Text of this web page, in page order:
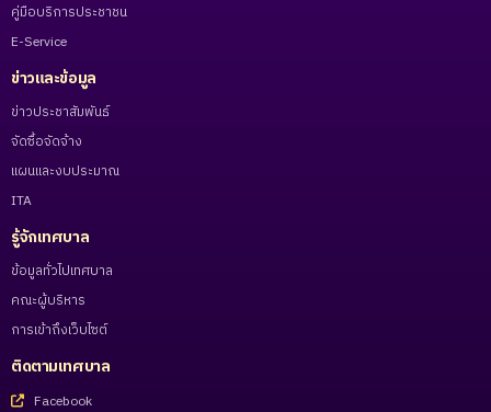
คู่มือบริการประชาชน
E-Service
ข่าวและข้อมูล
ข่าวประชาสัมพันธ์
จัดซื้อจัดจ้าง
แผนและงบประมาณ
ITA
รู้จักเทศบาล
ข้อมูลทั่วไปเทศบาล
คณะผู้บริหาร
การเข้าถึงเว็บไซต์
ติดตามเทศบาล
Facebook